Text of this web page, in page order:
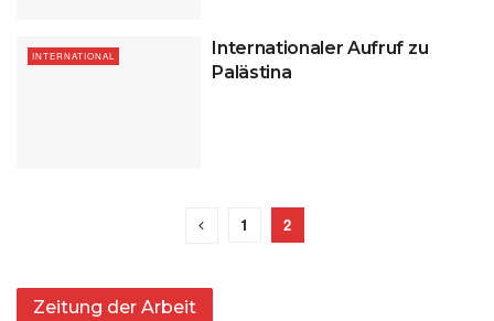
INTERNATIONAL
Internationaler Aufruf zu
Palästina
1 2
Zeitung der Arbeit